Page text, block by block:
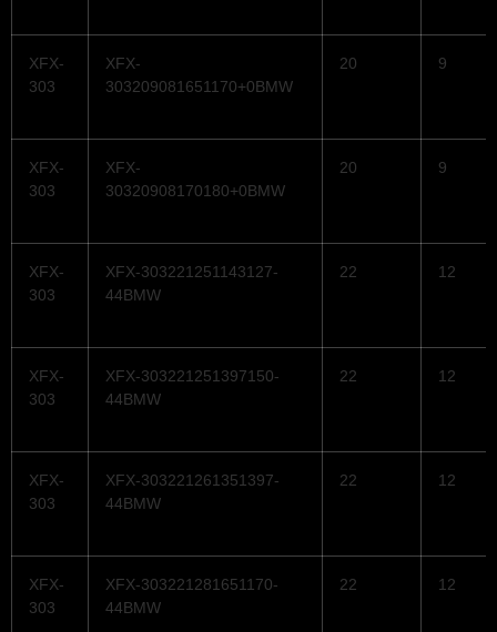
XFX-
303
XFX-
303209081651170+0BMW
20 9
XFX-
303
XFX-
30320908170180+0BMW
20 9
XFX-
303
XFX-303221251143127-
44BMW
22 12
XFX-
303
XFX-303221251397150-
44BMW
22 12
XFX-
303
XFX-303221261351397-
44BMW
22 12
XFX-
303
XFX-303221281651170-
44BMW
22 12